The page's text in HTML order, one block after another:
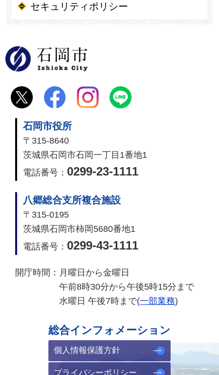
セキュリティポリシー
石岡市役所
〒315-8640
茨城県石岡市石岡一丁目1番地1
電話番号： 0299-23-1111
八郷総合支所複合施設
〒315-0195
茨城県石岡市柿岡5680番地1
電話番号： 0299-43-1111
開庁時間： 月曜日から金曜日
午前8時30分から午後5時15分まで
水曜日 午後7時まで(一部業務)
総合インフォメーション
個人情報保護方針
プライバシーポリシー